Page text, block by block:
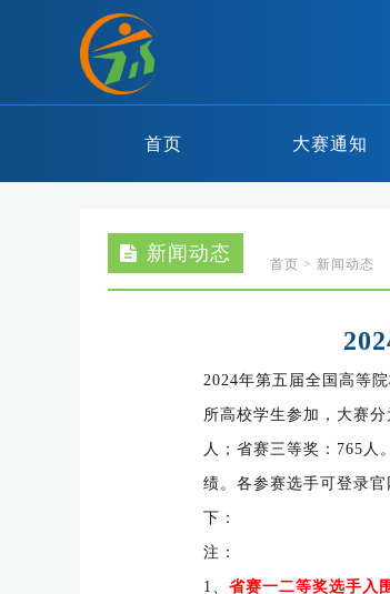
首页 大赛通知
新闻动态 首页 > 新闻动态
2024年第五届全国高等
所高校学生参加，大赛
人；省赛三等奖：765人
绩。各参赛选手可登录
下：
注：
1、省赛一二等奖选手入